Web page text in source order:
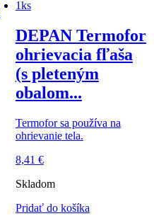
DEPAN Termofor
ohrievacia fľaša
(s pleteným
obalom...
Termofor sa používa na
ohrievanie tela.
8,41 €
Skladom
Pridať do košíka